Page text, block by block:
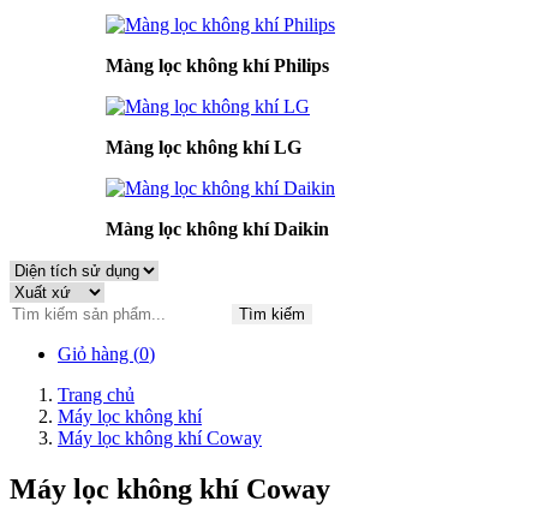
Màng lọc không khí Philips
Màng lọc không khí LG
Màng lọc không khí Daikin
Tìm kiếm
Giỏ hàng (0)
Trang chủ
Máy lọc không khí
Máy lọc không khí Coway
Máy lọc không khí Coway